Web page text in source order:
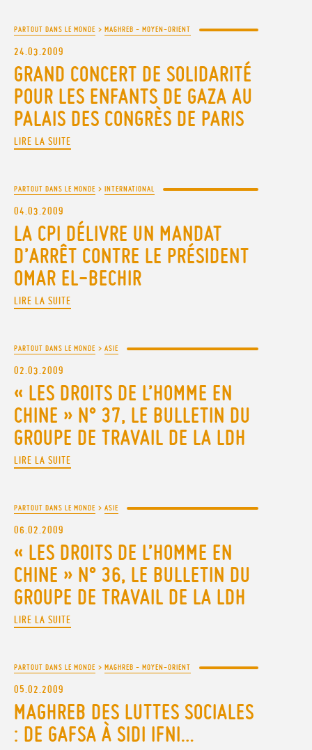
PARTOUT DANS LE MONDE > MAGHREB - MOYEN-ORIENT
24.03.2009
GRAND CONCERT DE SOLIDARITÉ
POUR LES ENFANTS DE GAZA AU
PALAIS DES CONGRÈS DE PARIS
LIRE LA SUITE
PARTOUT DANS LE MONDE > INTERNATIONAL
04.03.2009
LA CPI DÉLIVRE UN MANDAT
D’ARRÊT CONTRE LE PRÉSIDENT
OMAR EL-BECHIR
LIRE LA SUITE
PARTOUT DANS LE MONDE > ASIE
02.03.2009
« LES DROITS DE L’HOMME EN
CHINE » N° 37, LE BULLETIN DU
GROUPE DE TRAVAIL DE LA LDH
LIRE LA SUITE
PARTOUT DANS LE MONDE > ASIE
06.02.2009
« LES DROITS DE L’HOMME EN
CHINE » N° 36, LE BULLETIN DU
GROUPE DE TRAVAIL DE LA LDH
LIRE LA SUITE
PARTOUT DANS LE MONDE > MAGHREB - MOYEN-ORIENT
05.02.2009
MAGHREB DES LUTTES SOCIALES
: DE GAFSA À SIDI IFNI…